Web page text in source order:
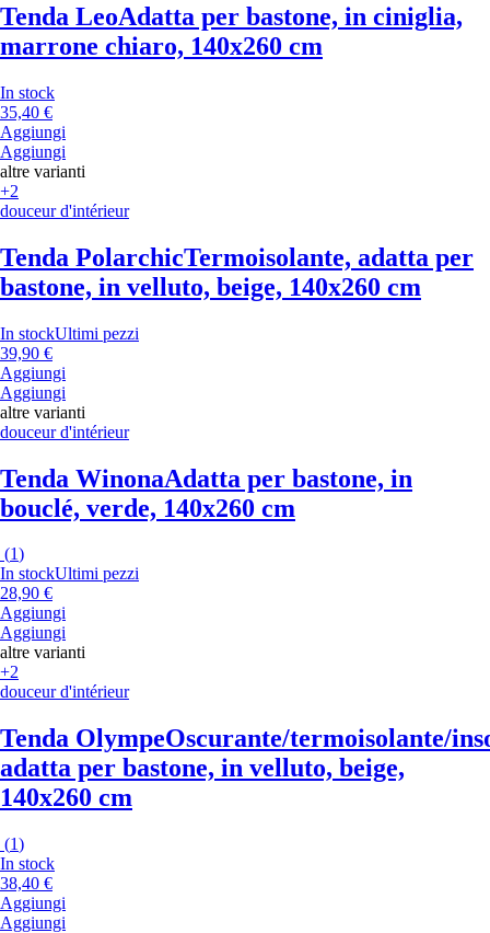
Tenda LeoAdatta per bastone, in ciniglia,
marrone chiaro, 140x260 cm
In stock
35,40 €
Aggiungi
Aggiungi
altre varianti
+2
douceur d'intérieur
Tenda PolarchicTermoisolante, adatta per
bastone, in velluto, beige, 140x260 cm
In stockUltimi pezzi
39,90 €
Aggiungi
Aggiungi
altre varianti
douceur d'intérieur
Tenda WinonaAdatta per bastone, in
bouclé, verde, 140x260 cm
(1)
In stockUltimi pezzi
28,90 €
Aggiungi
Aggiungi
altre varianti
+2
douceur d'intérieur
Tenda OlympeOscurante/termoisolante/
adatta per bastone, in velluto, beige,
140x260 cm
(1)
In stock
38,40 €
Aggiungi
Aggiungi